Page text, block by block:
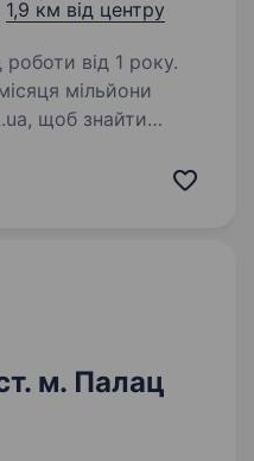
1,9 км від центру
роботи від 1 року.
щоб знайти
м. Палац